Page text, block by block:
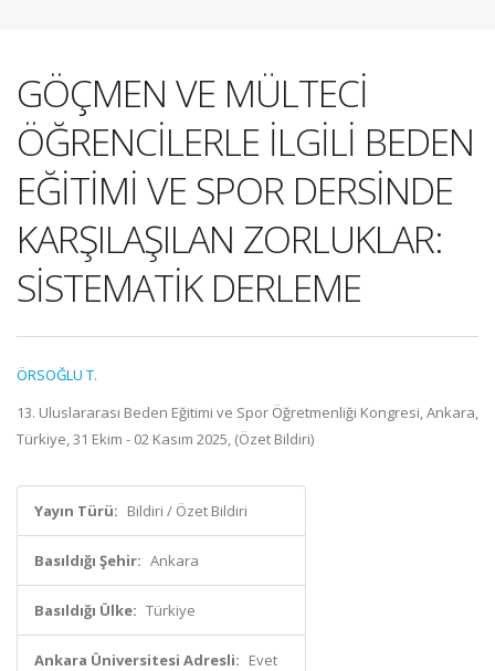
GÖÇMEN VE MÜLTECİ
ÖĞRENCİLERLE İLGİLİ BEDEN
EĞİTİMİ VE SPOR DERSİNDE
KARŞILAŞILAN ZORLUKLAR:
SİSTEMATİK DERLEME
ÖRSOĞLU T.
13. Uluslararası Beden Eğitimi ve Spor Öğretmenliği Kongresi, Ankara,
Türkiye, 31 Ekim - 02 Kasım 2025, (Özet Bildiri)
Yayın Türü: Bildiri / Özet Bildiri
Basıldığı Şehir: Ankara
Basıldığı Ülke: Türkiye
Ankara Üniversitesi Adresli: Evet